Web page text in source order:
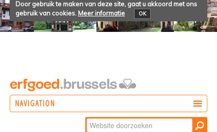
Door gebruik te maken van deze site, gaat u akkoord met ons
gebruik van cookies. Meer informatie OK
NAVIGATION
Zoek